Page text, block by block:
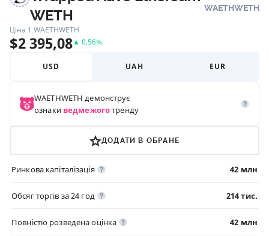
WETH
WAETHWETH
Ціна 1 WAETHWETH
$2 395,08▲ 0,56%
USD UAH EUR
WAETHWETH демонструє
ознаки ведмежоготренду
ДОДАТИ В ОБРАНЕ
Ринкова капіталізація 42 млн
Обсяг торгів за 24 год 214 тис.
Повністю розведена оцінка 42 млн